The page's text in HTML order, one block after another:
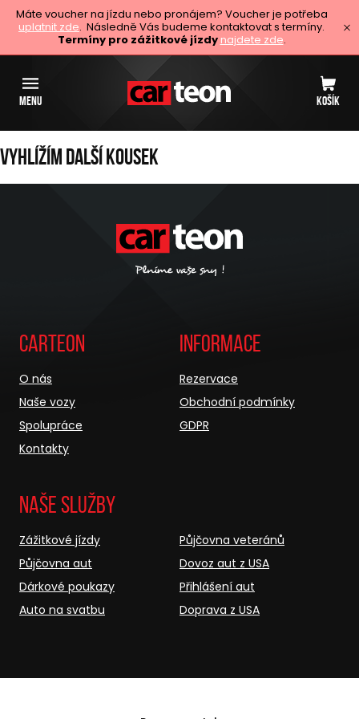
Máte voucher na jízdu nebo pronájem? Voucher je potřeba
uplatnit zde. Následně Vás budeme kontaktovat s termíny.
Termíny pro zážitkové jízdy najdete zde.
MENU KOŠÍK
Vyhlížím další kousek
Carteon
O nás
Naše vozy
Spolupráce
Kontakty
Informace
Rezervace
Obchodní podmínky
GDPR
Naše služby
Zážitkové jízdy
Půjčovna aut
Dárkové poukazy
Auto na svatbu
Půjčovna veteránů
Dovoz aut z USA
Přihlášení aut
Doprava z USA